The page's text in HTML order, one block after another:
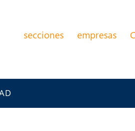
secciones empresas